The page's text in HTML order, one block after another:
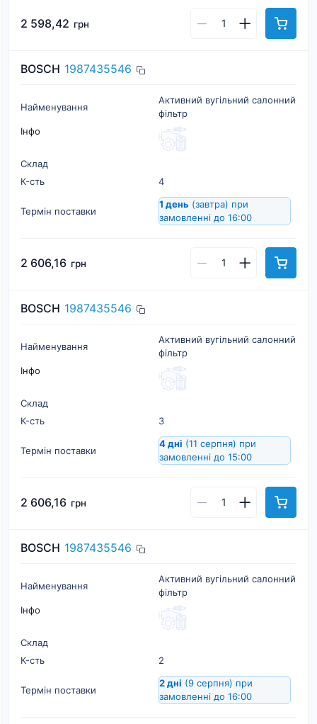
2 598,42 грн
BOSCH 1987435546
Найменування
Активний вугільний салонний
фільтр
Інфо
Склад
К-cть
4
Термін поставки
1 день (завтра) при
замовленні до 16:00
2 606,16 грн
BOSCH 1987435546
Найменування
Активний вугільний салонний
фільтр
Інфо
Склад
К-cть
3
Термін поставки
4 дні (11 серпня) при
замовленні до 15:00
2 606,16 грн
BOSCH 1987435546
Найменування
Активний вугільний салонний
фільтр
Інфо
Склад
К-cть
2
Термін поставки
2 дні (9 серпня) при
замовленні до 16:00